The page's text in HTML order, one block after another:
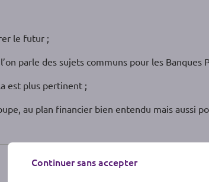
le futur ;
parle des sujets communs pour les Banques
est plus pertinent ;
au plan financier bien entendu mais aussi
Continuer sans accepter